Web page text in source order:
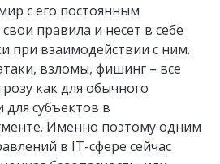
с его постоянным
правила и несет в себе
при взаимодействии с ним.
взломы, фишинг – все
как для обычного
для субъектов в
Именно поэтому одним
в IT-сфере сейчас